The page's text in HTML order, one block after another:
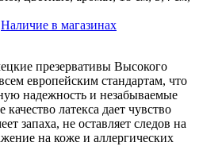
Наличие в магазинах
презервативы Высокого
европейским стандартам, что
надежность и незабываемые
латекса дает чувство
запаха, не оставляет следов на
на коже и аллергических